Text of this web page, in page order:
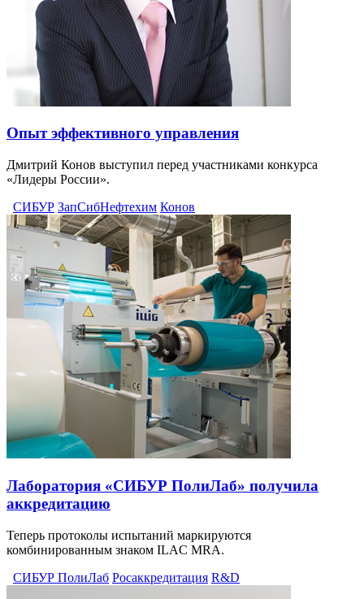
Опыт эффективного управления
Дмитрий Конов выступил перед участниками конкурса
«Лидеры России».
СИБУР ЗапСибНефтехим Конов
Лаборатория «СИБУР ПолиЛаб» получила
аккредитацию
Теперь протоколы испытаний маркируются
комбинированным знаком ILAC MRA.
СИБУР ПолиЛаб Росаккредитация R&D